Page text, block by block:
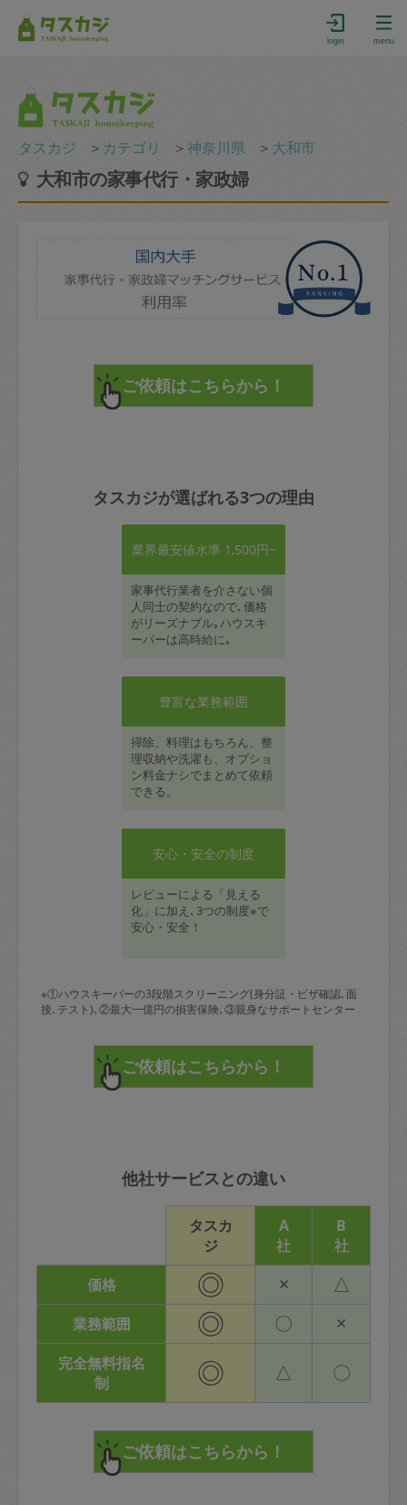
login menu
タスカジ ＞ カテゴリ ＞神奈川県 ＞ 大和市
大和市の家事代行・家政婦
タスカジが選ばれる3つの理由
業界最安値水準 1,500円~
家事代行業者を介さない個
人同士の契約なので､価格
がリーズナブル｡ハウスキ
ーパーは高時給に｡
豊富な業務範囲
掃除、料理はもちろん、整
理収納や洗濯も、オプショ
ン料金ナシでまとめて依頼
できる。
安心・安全の制度
レビューによる「見える
化」に加え､3つの制度※で
安心・安全！
※①ハウスキーパーの3段階スクリーニング(身分証・ビザ確認､面
接､テスト)､②最大一億円の損害保険､③親身なサポートセンター
他社サービスとの違い
タスカ
ジ
A
社
B
社
価格
◎ × △
業務範囲 ◎ 〇 ×
完全無料指名
制
◎ △ 〇